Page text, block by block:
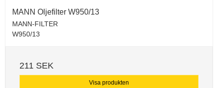
MANN Oljefilter W950/13
MANN-FILTER
W950/13
211 SEK
Visa produkten